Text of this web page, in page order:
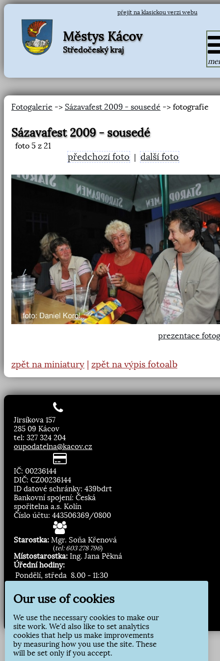
přejít na klasickou verzi webu
Městys Kácov
Středočeský kraj
Fotogalerie -> Sázavafest 2009 - sousedé -> fotografie
Sázavafest 2009 - sousedé
foto 5 z 21
předchozí foto |další foto
prezentace
zpět na miniatury | zpět na výpis fotoalb
Jirsíkova 157
285 09 Kácov
tel: 327 324 204
oupodatelna@kacov.cz
IČ: 00236144
DIČ: CZ00236144
ID datové schránky: 439bdrt
Bankovní spojení: Česká
spořitelna a.s. Kolín
Číslo účtu: 443506369/0800
Starostka: Mgr. Soňa Křenová
(tel: 603 278 796)
Místostarostka: Ing. Jana Pěkná
Úřední hodiny:
Pondělí, středa 8.00 - 11:30
Přihlásit odběr
Our use of cookies
We use the necessary cookies to make our
site work. We'd also like to set analytics
cookies that help us make improvements
by measuring how you use the site. These
will be set only if you accept.